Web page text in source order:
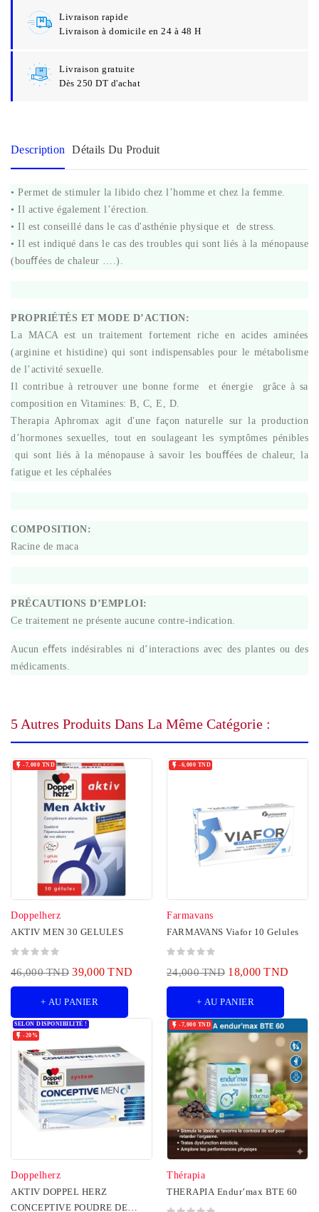
Livraison rapide
Livraison à domicile en 24 à 48 H
Livraison gratuite
Dès 250 DT d'achat
Description Détails Du Produit
• Permet de stimuler la libido chez l’homme et chez la femme.
• Il active également l’érection.
• Il est conseillé dans le cas d'asthénie physique et de stress.
• Il est indiqué dans le cas des troubles qui sont liés à la ménopause
(bouﬀées de chaleur ….).
PROPRIÉTÉS ET MODE D’ACTION:
La MACA est un traitement fortement riche en acides aminées
(arginine et histidine) qui sont indispensables pour le métabolisme
de l’activité sexuelle.
Il contribue à retrouver une bonne forme et énergie grâce à sa
composition en Vitamines: B, C, E, D.
Therapia Aphromax agit d'une façon naturelle sur la production
d’hormones sexuelles, tout en soulageant les symptômes pénibles
qui sont liés à la ménopause à savoir les bouﬀées de chaleur, la
fatigue et les céphalées
COMPOSITION:
Racine de maca
PRÉCAUTIONS D’EMPLOI:
Ce traitement ne présente aucune contre-indication.
Aucun eﬀets indésirables ni d’interactions avec des plantes ou des
médicaments.
5 Autres Produits Dans La Même Catégorie :
 -7,000 TND
Doppelherz
AKTIV MEN 30 GELULES
46,000 TND 39,000 TND
+ AU PANIER
 -6,000 TND
Farmavans
FARMAVANS Viafor 10 Gelules
24,000 TND 18,000 TND
+ AU PANIER
SELON DISPONIBILITÉ !
 -20%
Doppelherz
AKTIV DOPPEL HERZ
CONCEPTIVE POUDRE DE
 -7,000 TND
Thérapia
THERAPIA Endur’max BTE 60